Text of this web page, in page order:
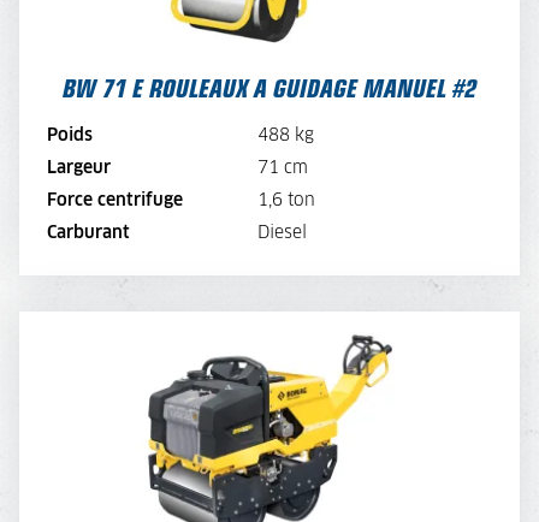
BW 71 E ROULEAUX A GUIDAGE MANUEL #2
Poids
488 kg
Largeur
71 cm
Force centrifuge
1,6 ton
Carburant
Diesel
VOIR LA MACHINE
VOIR LA BROCHURE
LOUER MAINTENANT
BW 65 H ROULEAUX A GUIDAGE MANUEL
70,-
56,-
42,-